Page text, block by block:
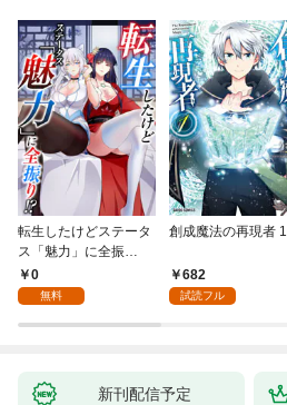
転生したけどステータ
ス「魅力」に全振
り！？(1)
0
無料
創成魔法の再現者 1
682
試読フル
新刊配信予定